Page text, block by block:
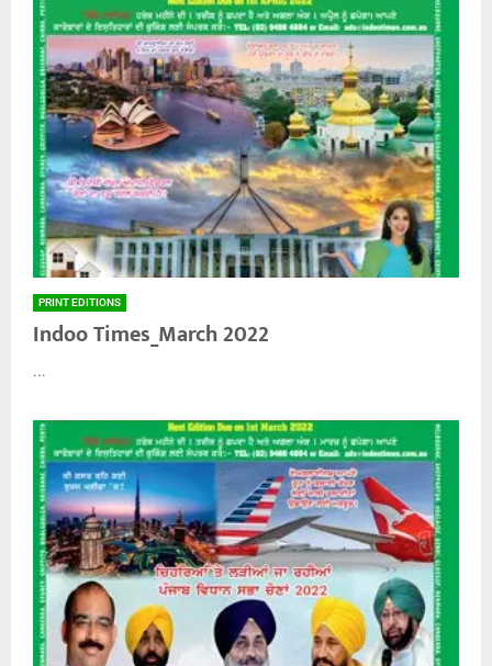
PRINT EDITIONS
Indoo Times_March 2022
...